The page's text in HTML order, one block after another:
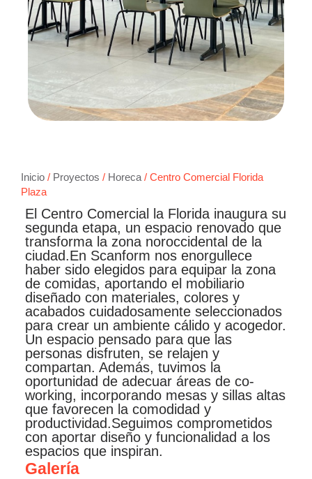
Inicio / Proyectos / Horeca/ Centro Comercial Florida
Plaza
El Centro Comercial la Florida inaugura su
segunda etapa, un espacio renovado que
transforma la zona noroccidental de la
ciudad.En Scanform nos enorgullece
haber sido elegidos para equipar la zona
de comidas, aportando el mobiliario
diseñado con materiales, colores y
acabados cuidadosamente seleccionados
para crear un ambiente cálido y acogedor.
Un espacio pensado para que las
personas disfruten, se relajen y
compartan. Además, tuvimos la
oportunidad de adecuar áreas de co-
working, incorporando mesas y sillas altas
que favorecen la comodidad y
productividad.Seguimos comprometidos
con aportar diseño y funcionalidad a los
espacios que inspiran.
Galería